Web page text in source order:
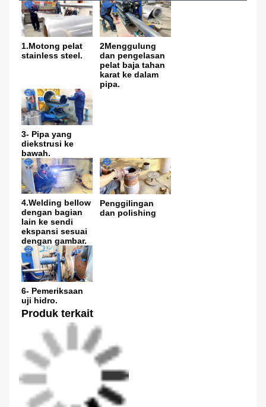
1.Motong pelat
stainless steel.
2Menggulung
dan pengelasan
pelat baja tahan
karat ke dalam
pipa.
3- Pipa yang
diekstrusi ke
bawah.
4.Welding bellow
dengan bagian
lain ke sendi
ekspansi sesuai
dengan gambar.
Penggilingan
dan polishing
6- Pemeriksaan
uji hidro.
Produk terkait